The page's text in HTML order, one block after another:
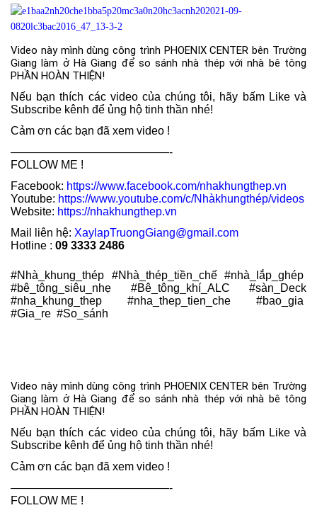
Video này mình dùng công trình PHOENIX CENTER bên Trường
Giang làm ở Hà Giang để so sánh nhà thép với nhà bê tông
PHẦN HOÀN THIỆN!
Nếu bạn thích các video của chúng tôi, hãy bấm Like và
Subscribe kênh để ủng hộ tinh thần nhé!
Cảm ơn các bạn đã xem video !
——————————————-
FOLLOW ME !
Facebook: https://www.facebook.com/nhakhungthep.vn
Youtube: https://www.youtube.com/c/Nhàkhungthép/videos
Website: https://nhakhungthep.vn
Mail liên hệ: XaylapTruongGiang@gmail.com
Hotline : 09 3333 2486
#Nhà_khung_thép #Nhà_thép_tiền_chế #nhà_lắp_ghép
#bê_tông_siêu_nhẹ #Bê_tông_khí_ALC #sàn_Deck
#nha_khung_thep #nha_thep_tien_che #bao_gia
#Gia_re #So_sánh
Video này mình dùng công trình PHOENIX CENTER bên Trường
Giang làm ở Hà Giang để so sánh nhà thép với nhà bê tông
PHẦN HOÀN THIỆN!
Nếu bạn thích các video của chúng tôi, hãy bấm Like và
Subscribe kênh để ủng hộ tinh thần nhé!
Cảm ơn các bạn đã xem video !
——————————————-
FOLLOW ME !